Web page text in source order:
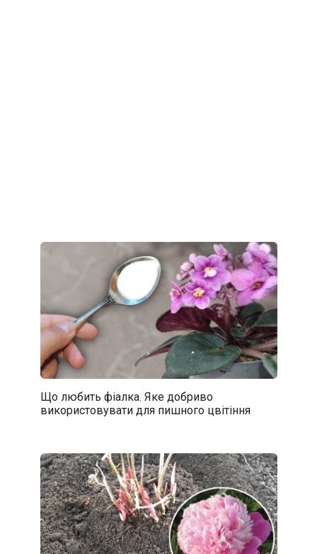
Що любить фіалка. Яке добриво
використовувати для пишного цвітіння